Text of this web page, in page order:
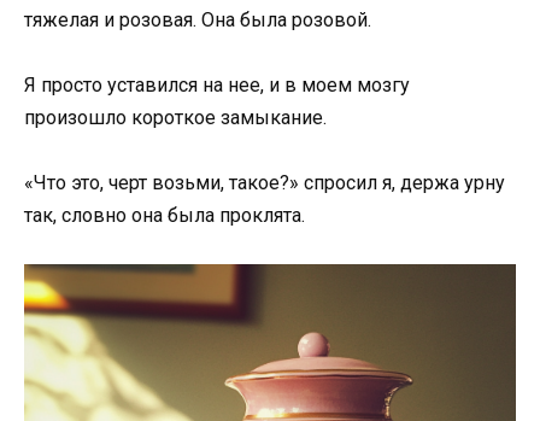
тяжелая и розовая. Она была розовой.
Я просто уставился на нее, и в моем мозгу
произошло короткое замыкание.
«Что это, черт возьми, такое?» спросил я, держа урну
так, словно она была проклята.